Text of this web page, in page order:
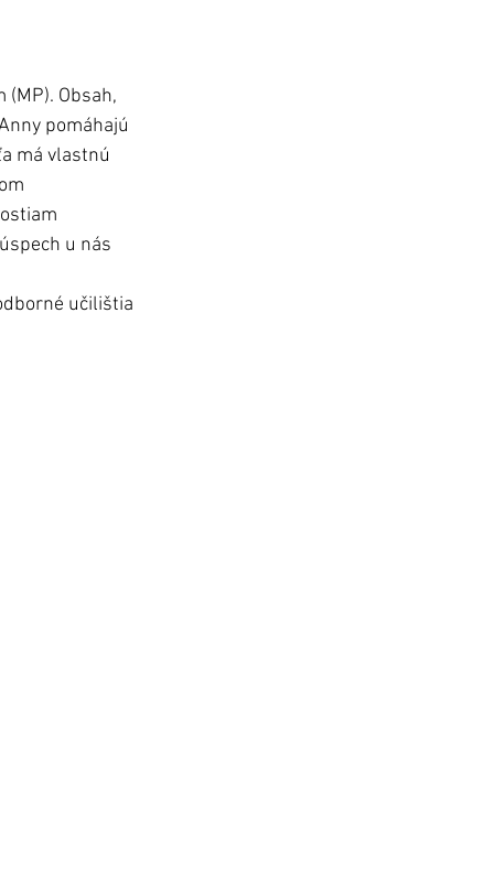
Obsah,
pomáhajú
má vlastnú
u nás
učilištia